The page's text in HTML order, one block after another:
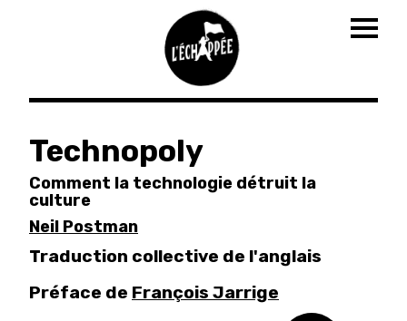
Aller
contenu
principal
Technopoly
Comment la technologie détruit la
culture
Neil Postman
Traduction collective de l'anglais
Préface de François Jarrige